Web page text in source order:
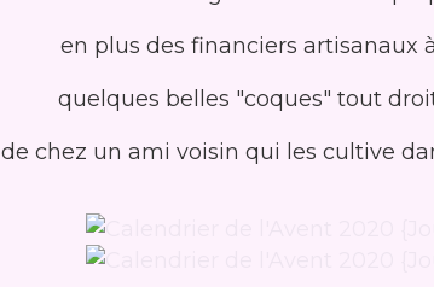
en plus des financiers artisanaux
quelques belles "coques" tout
de chez un ami voisin qui les cultive